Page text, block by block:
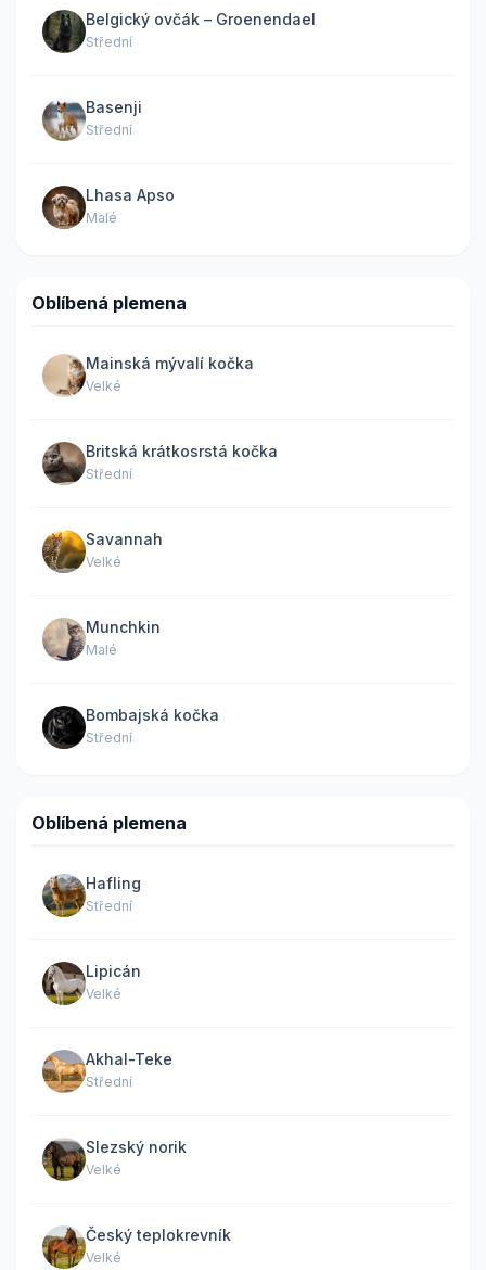
Belgický ovčák – Groenendael
Střední
Basenji
Střední
Lhasa Apso
Malé
Oblíbená plemena
Mainská mývalí kočka
Velké
Britská krátkosrstá kočka
Střední
Savannah
Velké
Munchkin
Malé
Bombajská kočka
Střední
Oblíbená plemena
Hafling
Střední
Lipicán
Velké
Akhal-Teke
Střední
Slezský norik
Velké
Český teplokrevník
Velké